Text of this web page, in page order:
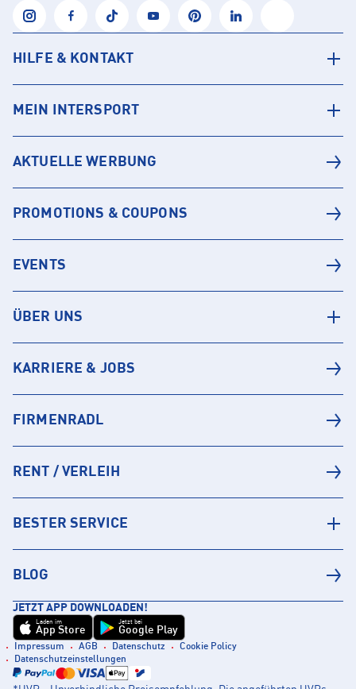
HILFE & KONTAKT
MEIN INTERSPORT
AKTUELLE WERBUNG
PROMOTIONS & COUPONS
EVENTS
ÜBER UNS
KARRIERE & JOBS
FIRMENRADL
RENT / VERLEIH
BESTER SERVICE
BLOG
JETZT APP DOWNLOADEN!
Laden im
App Store
Jetzt bei
Google Play
Impressum AGB Datenschutz
Cookie Policy
Datenschutzeinstellungen